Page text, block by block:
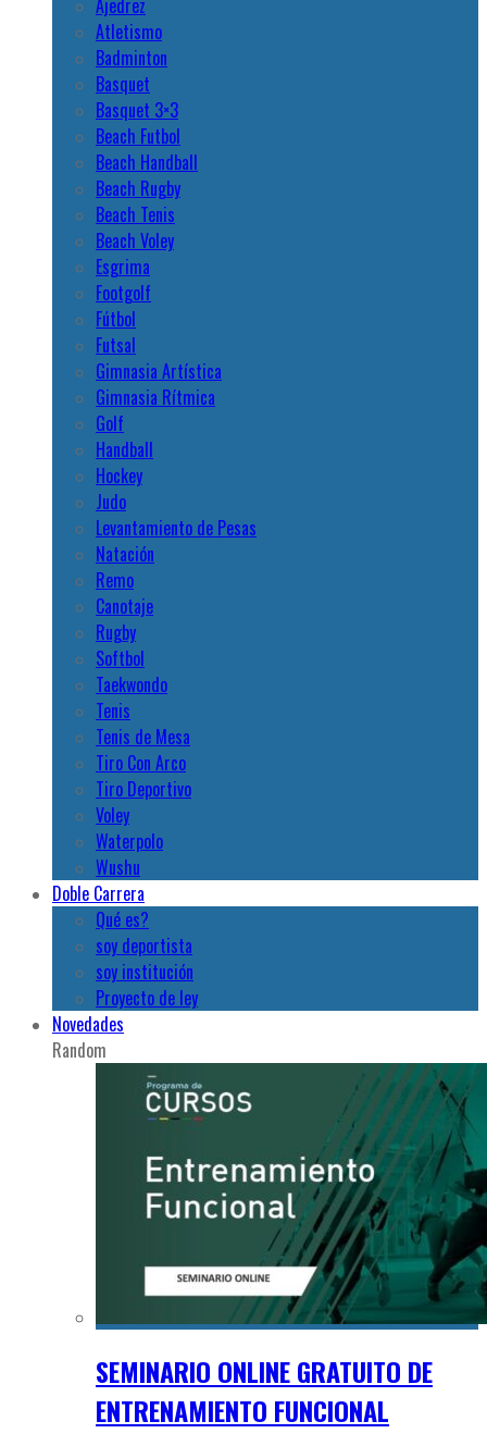
Ajedrez
Atletismo
Badminton
Basquet
Basquet 3×3
Beach Futbol
Beach Handball
Beach Rugby
Beach Tenis
Beach Voley
Esgrima
Footgolf
Fútbol
Futsal
Gimnasia Artística
Gimnasia Rítmica
Golf
Handball
Hockey
Judo
Levantamiento de Pesas
Natación
Remo
Canotaje
Rugby
Softbol
Taekwondo
Tenis
Tenis de Mesa
Tiro Con Arco
Tiro Deportivo
Voley
Waterpolo
Wushu
Doble Carrera
Qué es?
soy deportista
soy institución
Proyecto de ley
Novedades
Random
SEMINARIO ONLINE GRATUITO DE
ENTRENAMIENTO FUNCIONAL